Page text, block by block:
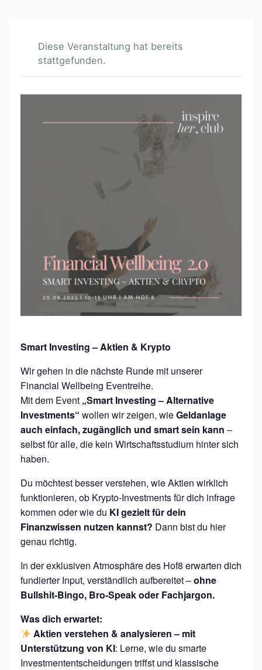
Diese Veranstaltung hat bereits
stattgefunden.
I
A
N
C
I
A
L
W
L
L
B
E
I
N
G
2
.
0
Smart Investing – Aktien & Krypto
Wir gehen in die nächste Runde mit unserer
Financial Wellbeing Eventreihe.
Mit dem Event „Smart Investing – Alternative
Investments“ wollen wir zeigen, wieGeldanlage
auch einfach, zugänglich und smart sein kann –
selbst für alle, die kein Wirtschaftsstudium hinter sich
haben.
Du möchtest besser verstehen, wie Aktien wirklich
funktionieren, ob Krypto-Investments für dich infrage
kommen oder wie du KI gezielt für dein
Finanzwissen nutzen kannst? Dann bist du hier
genau richtig.
In der exklusiven Atmosphäre des Hof8 erwarten dich
fundierter Input, verständlich aufbereitet –ohne
Bullshit-Bingo, Bro-Speak oder Fachjargon.
Was dich erwartet:
Aktien verstehen & analysieren – mit
Unterstützung von KI: Lerne, wie du smarte
Investmententscheidungen triffst und klassische